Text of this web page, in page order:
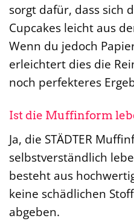
sorgt dafür, dass sich
Cupcakes leicht aus
Wenn du jedoch
erleichtert dies die
noch perfekteres
Ist die Muffinform
Ja, die STÄDTER
selbstverständlich
besteht aus
keine schädlichen
abgeben.